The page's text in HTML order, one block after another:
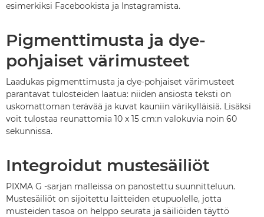
esimerkiksi Facebookista ja Instagramista.
Pigmenttimusta ja dye-
pohjaiset värimusteet
Laadukas pigmenttimusta ja dye-pohjaiset värimusteet
parantavat tulosteiden laatua: niiden ansiosta teksti on
uskomattoman terävää ja kuvat kauniin värikylläisiä. Lisäksi
voit tulostaa reunattomia 10 x 15 cm:n valokuvia noin 60
sekunnissa.
Integroidut mustesäiliöt
PIXMA G -sarjan malleissa on panostettu suunnitteluun.
Mustesäiliöt on sijoitettu laitteiden etupuolelle, jotta
musteiden tasoa on helppo seurata ja säiliöiden täyttö